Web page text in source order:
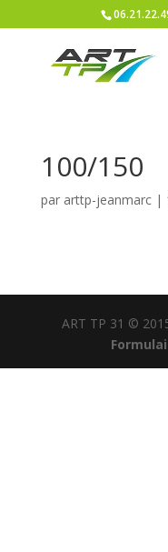
100/150
par arttp-jeanmarc|
ART TP 31 ©